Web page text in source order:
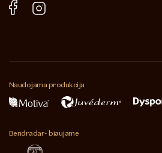
Naudojama produkcija
Bendradar-biaujame